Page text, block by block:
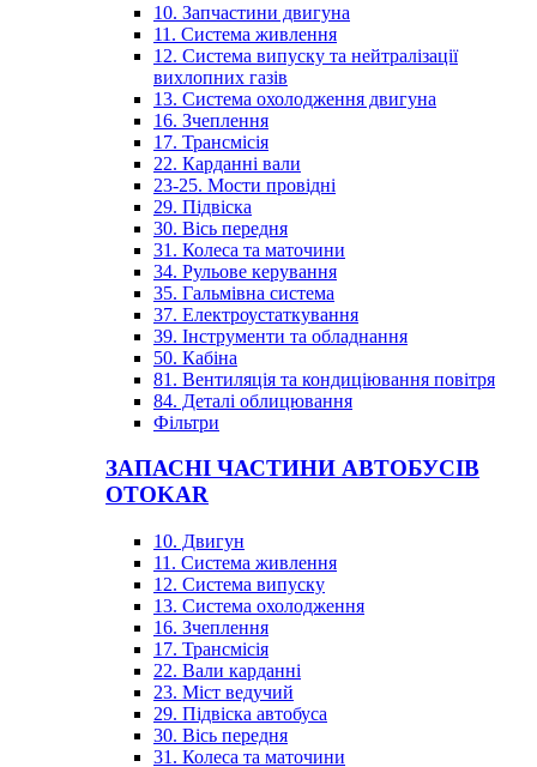
10. Запчастини двигуна
11. Система живлення
12. Система випуску та нейтралізації
вихлопних газів
13. Система охолодження двигуна
16. Зчеплення
17. Трансмісія
22. Карданні вали
23-25. Мости провідні
29. Підвіска
30. Вісь передня
31. Колеса та маточини
34. Рульове керування
35. Гальмівна система
37. Електроустаткування
39. Інструменти та обладнання
50. Кабіна
81. Вентиляція та кондиціювання повітря
84. Деталі облицювання
Фільтри
ЗАПАСНІ ЧАСТИНИ АВТОБУСІВ
OTOKAR
10. Двигун
11. Система живлення
12. Система випуску
13. Система охолодження
16. Зчеплення
17. Трансмісія
22. Вали карданні
23. Міст ведучий
29. Підвіска автобуса
30. Вісь передня
31. Колеса та маточини